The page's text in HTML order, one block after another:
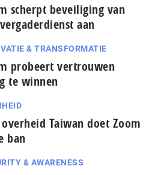
scherpt beveiliging van
aan
& TRANSFORMATIE
probeert vertrouwen
te winnen
Taiwan doet Zoom
ban
& AWARENESS